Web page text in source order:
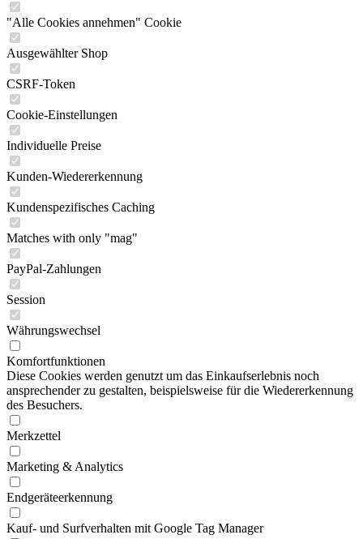
"Alle Cookies annehmen" Cookie
Ausgewählter Shop
CSRF-Token
Cookie-Einstellungen
Individuelle Preise
Kunden-Wiedererkennung
Kundenspezifisches Caching
Matches with only "mag"
PayPal-Zahlungen
Session
Währungswechsel
Komfortfunktionen
Diese Cookies werden genutzt um das Einkaufserlebnis noch
ansprechender zu gestalten, beispielsweise für die Wiedererkennung
des Besuchers.
Merkzettel
Marketing & Analytics
Endgeräteerkennung
Kauf- und Surfverhalten mit Google Tag Manager